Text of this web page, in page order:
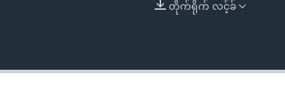
EMBED
တိုက်ရိုက် လင့်ခ်